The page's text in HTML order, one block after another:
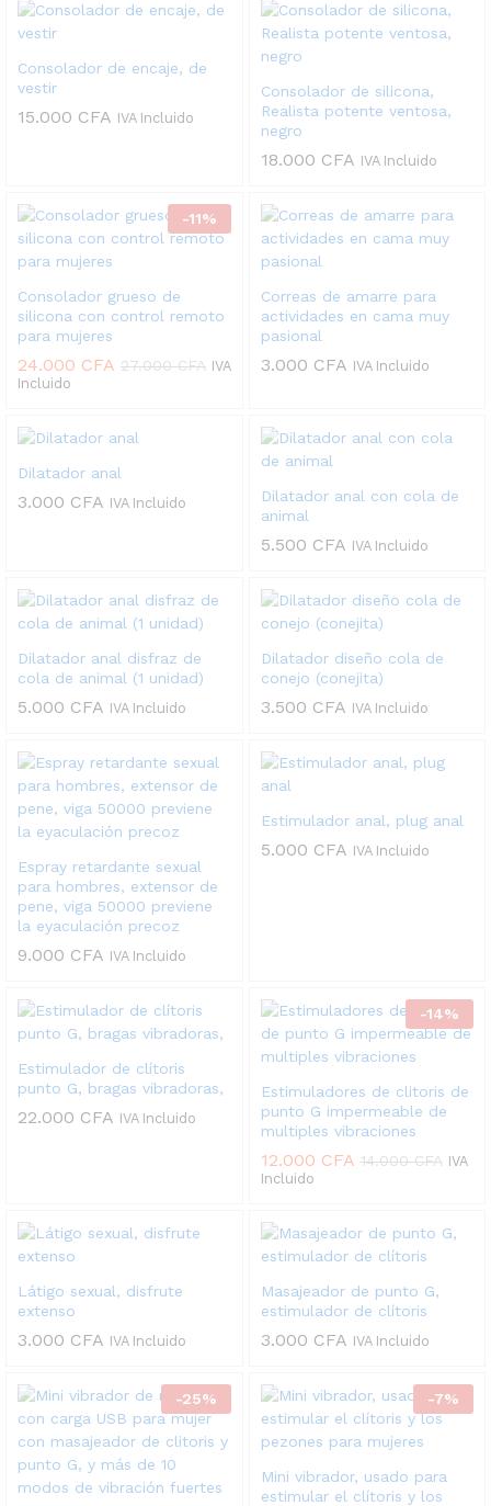
Consolador de encaje, de
vestir
15.000 CFA IVA Incluido
Consolador de silicona,
Realista potente ventosa,
negro
18.000 CFA IVA Incluido
-11%
Consolador grueso de
silicona con control remoto
para mujeres
24.000 CFA 27.000CFA IVA
Incluido
Correas de amarre para
actividades en cama muy
pasional
3.000 CFA IVA Incluido
Dilatador anal
3.000 CFA IVA Incluido
Dilatador anal con cola de
animal
5.500 CFA IVA Incluido
Dilatador anal disfraz de
cola de animal (1 unidad)
5.000 CFA IVA Incluido
Dilatador diseño cola de
conejo (conejita)
3.500 CFA IVA Incluido
Espray retardante sexual
para hombres, extensor de
pene, viga 50000 previene
la eyaculación precoz
9.000 CFA IVA Incluido
Estimulador anal, plug anal
5.000 CFA IVA Incluido
Estimulador de clítoris
punto G, bragas vibradoras,
22.000 CFA IVA Incluido
-14%
Estimuladores de clitoris de
punto G impermeable de
multiples vibraciones
12.000 CFA 14.000CFA IVA
Incluido
Látigo sexual, disfrute
extenso
3.000 CFA IVA Incluido
Masajeador de punto G,
estimulador de clítoris
3.000 CFA IVA Incluido
-25% -7%
Mini vibrador, usado para
estimular el clítoris y los